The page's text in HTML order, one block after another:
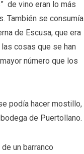
de vino eran lo más
También se consumía
de Escusa, que era
cosas que se han
número que los
podía hacer mostillo,
de Puertollano.
un barranco